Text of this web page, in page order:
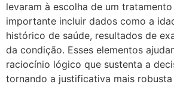
levaram à escolha de um
importante incluir dados como a
histórico de saúde, resultados de
da condição. Esses elementos
raciocínio lógico que sustenta a
tornando a justificativa mais